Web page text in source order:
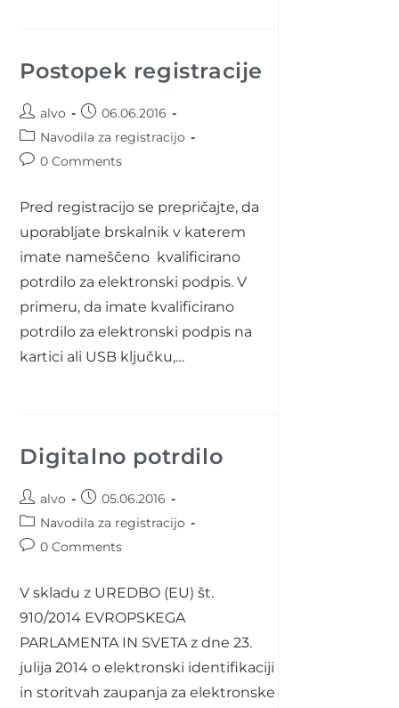
Postopek registracije
Post
author:
alvo
Post
published:
06.06.2016
Post
category:
Navodila za registracijo
Post0 Comments
Pred registracijo se prepričajte, da
uporabljate brskalnik v katerem
imate nameščeno kvalificirano
potrdilo za elektronski podpis. V
primeru, da imate kvalificirano
potrdilo za elektronski podpis na
kartici ali USB ključku,…
Digitalno potrdilo
Post
author:
alvo
Post
published:
05.06.2016
Post
category:
Navodila za registracijo
Post0 Comments
V skladu z UREDBO (EU) št.
910/2014 EVROPSKEGA
PARLAMENTA IN SVETA z dne 23.
julija 2014 o elektronski identifikaciji
in storitvah zaupanja za elektronske